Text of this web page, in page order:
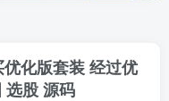
优化版套装 经过优
选股 源码